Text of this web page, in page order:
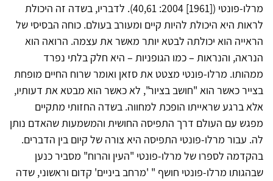
מרלו-פונטי ([1961] 2004: 40,61). לדבריו, בשדה זה היכולת
לראות היא היכולת להיות קיים ומעורב בעולם. כוחה הבסיסי של
הראייה הוא יכולתה לבטא יותר מאשר את עצמה. הרואה הוא
הנראה, והנראות – כמו הגופניות – היא חלק בלתי נפרד
ממהותו. מרלו-פונטי מצטט את סזאן ואומר שרוח החיים מופחת
בצייר כאשר הוא "חושב בציור", לא כאשר הוא מבטא את דעותיו,
אלא ברגע שראייתו הופכת למחווה. בשדה החזותי מתקיים
מפגש עם העולם דרך התפיסה החושית והמשמעות שהאדם נותן
לה. עבור מרלו-פונטי התפיסה היא צורה של קיום בין הדברים.
בהקדמה לספרו של מרלו-פונטי "העין והרוח" מסביר כנען
שבהגותו מרלו-פונטי חושף " 'מרחב ביניים' קדום וראשוני, שדה